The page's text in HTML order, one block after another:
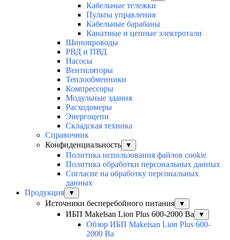
Кабельные тележки
Пульты управления
Кабельные барабаны
Канатные и цепные электротали
Шинопроводы
РВД и ПВД
Насосы
Вентиляторы
Теплообменники
Компрессоры
Модульные здания
Расходомеры
Энергоцепи
Складская техника
Справочник
Конфиденциальность
▼
Политика использования файлов cookie
Политика обработки персональных данных
Согласие на обработку персональных
данных
Продукция
▼
Источники бесперебойного питания ▼
ИБП Makelsan Lion Plus 600-2000 Ва ▼
Обзор ИБП Makelsan Lion Plus 600-
2000 Вa